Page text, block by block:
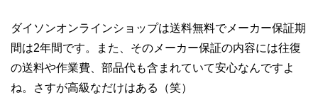
ダイソンオンラインショップは送料無料でメーカー保証期
間は2年間です。また、そのメーカー保証の内容には往復
の送料や作業費、部品代も含まれていて安心なんですよ
ね。さすが高級なだけはある（笑）